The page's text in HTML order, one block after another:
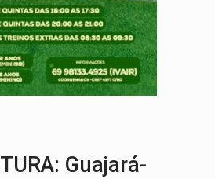
de Rondônia estreia na programação do Festival de
2026:Sgt. Mouza esclarece 'erro de digitação' em declaração de
Sinjur parabeniza servidores pelo adicional de incentivo com
Guajará-